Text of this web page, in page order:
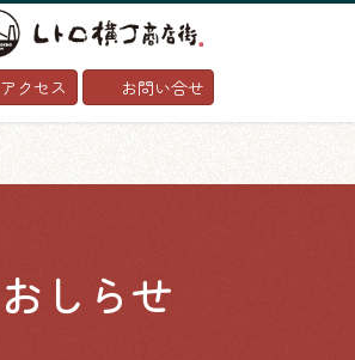
アクセス お問い合せ
おしらせ